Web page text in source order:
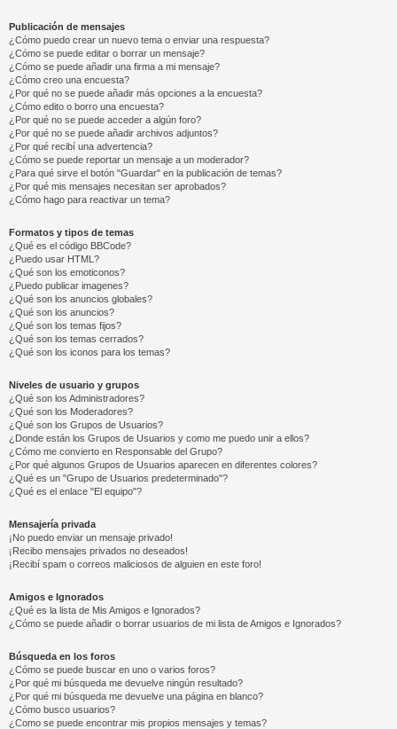
Publicación de mensajes
¿Cómo puedo crear un nuevo tema o enviar una respuesta?
¿Cómo se puede editar o borrar un mensaje?
¿Cómo se puede añadir una firma a mi mensaje?
¿Cómo creo una encuesta?
¿Por qué no se puede añadir más opciones a la encuesta?
¿Cómo edito o borro una encuesta?
¿Por qué no se puede acceder a algún foro?
¿Por qué no se puede añadir archivos adjuntos?
¿Por qué recibí una advertencia?
¿Cómo se puede reportar un mensaje a un moderador?
¿Para qué sirve el botón "Guardar" en la publicación de temas?
¿Por qué mis mensajes necesitan ser aprobados?
¿Cómo hago para reactivar un tema?
Formatos y tipos de temas
¿Qué es el código BBCode?
¿Puedo usar HTML?
¿Qué son los emoticonos?
¿Puedo publicar imagenes?
¿Qué son los anuncios globales?
¿Qué son los anuncios?
¿Qué son los temas fijos?
¿Qué son los temas cerrados?
¿Qué son los iconos para los temas?
Niveles de usuario y grupos
¿Qué son los Administradores?
¿Qué son los Moderadores?
¿Qué son los Grupos de Usuarios?
¿Donde están los Grupos de Usuarios y como me puedo unir a ellos?
¿Cómo me convierto en Responsable del Grupo?
¿Por qué algunos Grupos de Usuarios aparecen en diferentes colores?
¿Qué es un "Grupo de Usuarios predeterminado"?
¿Qué es el enlace "El equipo"?
Mensajería privada
¡No puedo enviar un mensaje privado!
¡Recibo mensajes privados no deseados!
¡Recibí spam o correos maliciosos de alguien en este foro!
Amigos e Ignorados
¿Qué es la lista de Mis Amigos e Ignorados?
¿Cómo se puede añadir o borrar usuarios de mi lista de Amigos e Ignorados?
Búsqueda en los foros
¿Cómo se puede buscar en uno o varios foros?
¿Por qué mi búsqueda me devuelve ningún resultado?
¿Por qué mi búsqueda me devuelve una página en blanco?
¿Cómo busco usuarios?
¿Como se puede encontrar mis propios mensajes y temas?